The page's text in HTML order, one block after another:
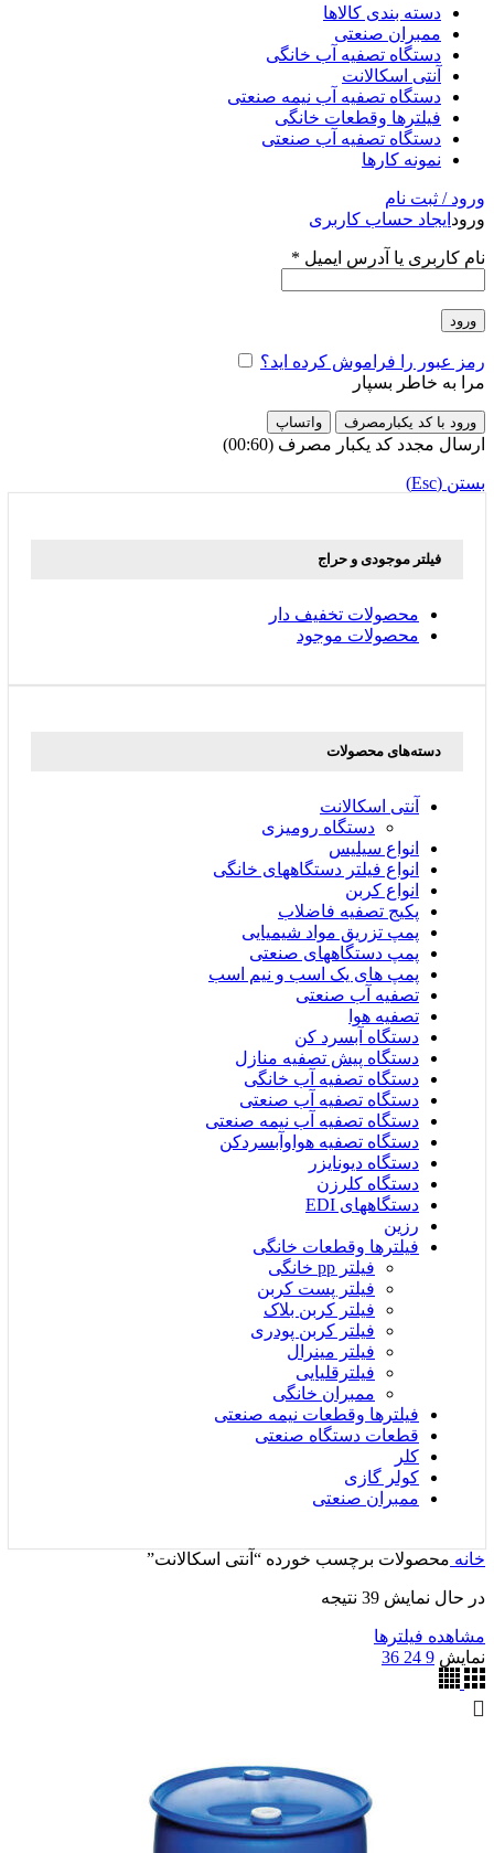
دسته بندی کالاها
ممبران صنعتی
دستگاه تصفیه آب خانگی
آنتی اسکالانت
دستگاه تصفیه آب نیمه صنعتی
فیلترها وقطعات خانگی
دستگاه تصفیه آب صنعتی
نمونه کارها
ورود / ثبت نام
ورود ایجاد حساب کاربری
نام کاربری یا آدرس ایمیل *
ورود
رمز عبور را فراموش کرده اید؟
مرا به خاطر بسپار
ورود با کد یکبارمصرف واتساپ
ارسال مجدد کد یکبار مصرف (00:
60
)
بستن (Esc)
فیلتر موجودی و حراج
محصولات تخفیف دار
محصولات موجود
دسته‌های محصولات
آنتی اسکالانت
دستگاه رومیزی
انواع سیلیس
انواع فیلتر دستگاههای خانگی
انواع کربن
پکیج تصفیه فاضلاب
پمپ تزریق مواد شیمیایی
پمپ دستگاههای صنعتی
پمپ های یک اسب و نیم اسب
تصفیه آب صنعتی
تصفیه هوا
دستگاه آبسرد کن
دستگاه پیش تصفیه منازل
دستگاه تصفیه آب خانگی
دستگاه تصفیه آب صنعتی
دستگاه تصفیه آب نیمه صنعتی
دستگاه تصفیه هواوآبسردکن
دستگاه دیونایزر
دستگاه کلرزن
دستگاههای EDI
رزین
فیلترها وقطعات خانگی
فیلتر pp خانگی
فیلتر پست کربن
فیلتر کربن بلاک
فیلتر کربن پودری
فیلتر مینرال
فیلترقلیایی
ممبران خانگی
فیلترها وقطعات نیمه صنعتی
قطعات دستگاه صنعتی
کلر
کولر گازی
ممبران صنعتی
خانه محصولات برچسب خورده “آنتی اسکالانت”
در حال نمایش 39 نتیجه
مشاهده فیلترها
نمایش 9
24
36